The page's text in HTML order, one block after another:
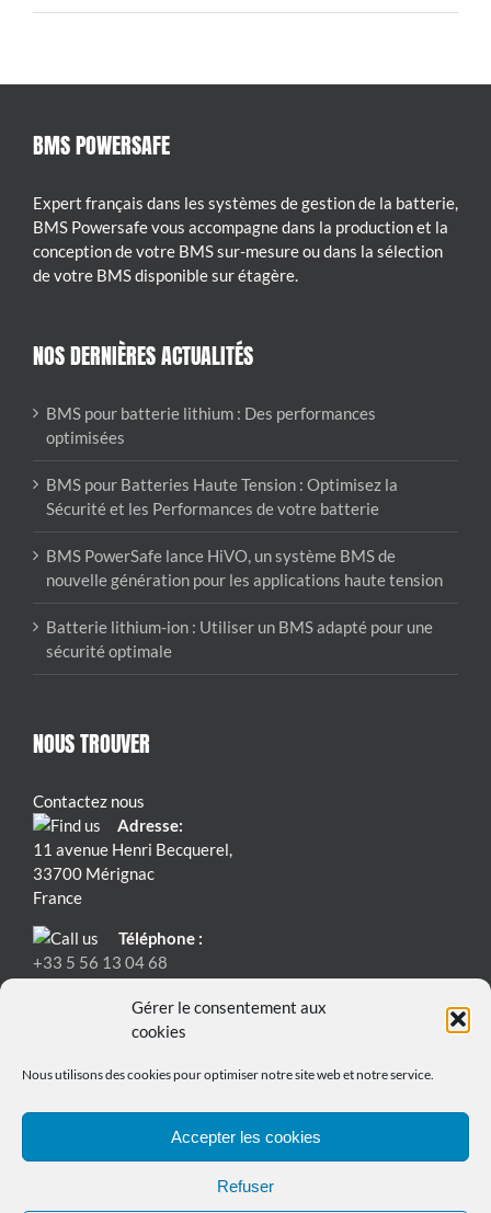
Gérer le consentement aux
cookies
Nous utilisons des cookies pour optimiser notre site web et notre service.
Accepter les cookies
Refuser
BMS POWERSAFE
Expert français dans les systèmes de gestion de la batterie,
BMS Powersafe vous accompagne dans la production et la
conception de votre BMS sur-mesure ou dans la sélection
de votre BMS disponible sur étagère.
NOS DERNIÈRES ACTUALITÉS
BMS pour batterie lithium : Des performances
optimisées
BMS pour Batteries Haute Tension : Optimisez la
Sécurité et les Performances de votre batterie
BMS PowerSafe lance HiVO, un système BMS de
nouvelle génération pour les applications haute tension
Batterie lithium-ion : Utiliser un BMS adapté pour une
sécurité optimale
NOUS TROUVER
Contactez nous
Adresse:
11 avenue Henri Becquerel,
33700 Mérignac
France
Téléphone :
+33 5 56 13 04 68
Email:
contact@bmspowersafe.com